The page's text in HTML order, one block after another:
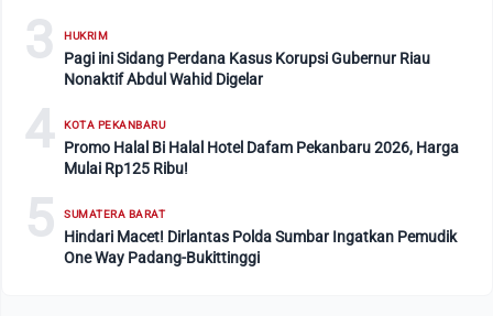
3 HUKRIM
Pagi ini Sidang Perdana Kasus Korupsi Gubernur Riau
Nonaktif Abdul Wahid Digelar
4 KOTA PEKANBARU
Promo Halal Bi Halal Hotel Dafam Pekanbaru 2026, Harga
Mulai Rp125 Ribu!
5 SUMATERA BARAT
Hindari Macet! Dirlantas Polda Sumbar Ingatkan Pemudik
One Way Padang-Bukittinggi